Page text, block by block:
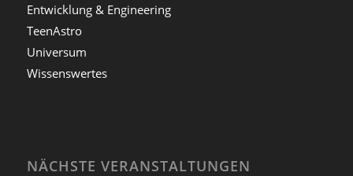
Entwicklung & Engineering
TeenAstro
Universum
Wissenswertes
NÄCHSTE VERANSTALTUNGEN